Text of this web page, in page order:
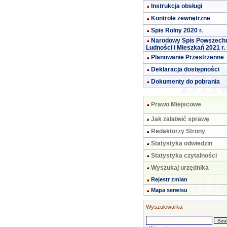
Instrukcja obsługi
Kontrole zewnętrzne
Spis Rolny 2020 r.
Narodowy Spis
Ludności i Mieszkań 2021 r.
Planowanie Przestrzenne
Deklaracja dostępności
Dokumenty do pobrania
Prawo Miejscowe
Jak załatwić sprawę
Redaktorzy Strony
Statystyka odwiedzin
Statystyka czytalności
Wyszukaj urzędnika
Rejestr zmian
Mapa serwisu
Wyszukiwarka